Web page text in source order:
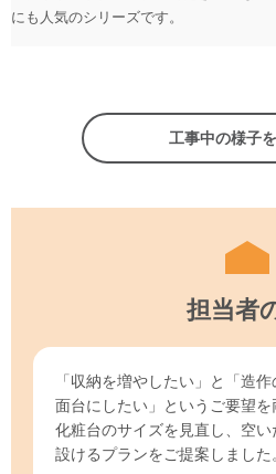
にも人気のシリーズです。
工事中の様子
担当者
「収納を増やしたい」と「造
面台にしたい」というご要望
化粧台のサイズを見直し、空
設けるプランをご提案しました